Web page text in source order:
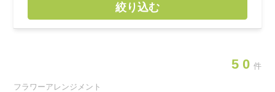
絞り込む
50 件
フラワーアレンジメント